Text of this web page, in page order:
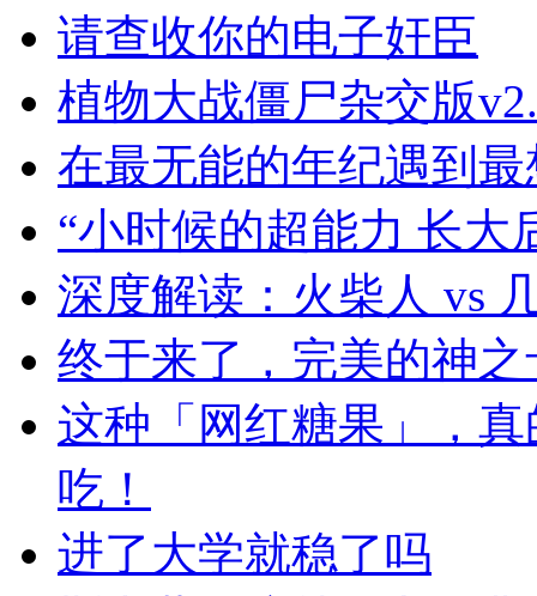
请查收你的电子奸臣
植物大战僵尸杂交版
在最无能的年纪遇到
“小时候的超能力 长大
深度解读：火柴人 vs
终于来了，完美的神
这种「网红糖果」，
吃！
进了大学就稳了吗